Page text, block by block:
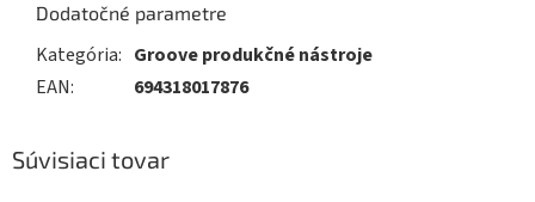
Dodatočné parametre
Kategória: Groove produkčné nástroje
EAN: 694318017876
Súvisiaci tovar